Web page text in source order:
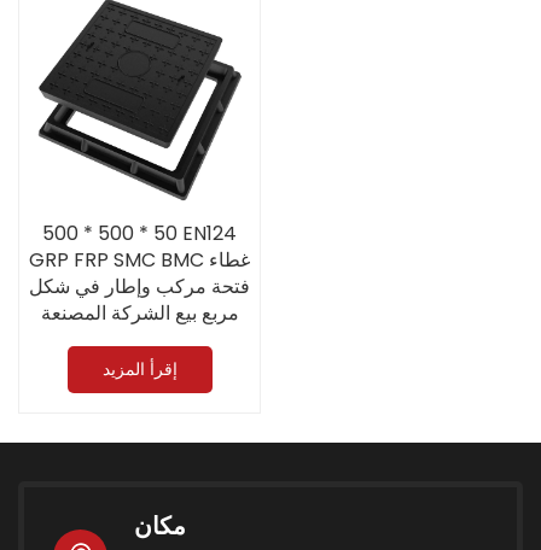
500 * 500 * 50 EN124
GRP FRP SMC BMC غطاء
فتحة مركب وإطار في شكل
مربع بيع الشركة المصنعة
إقرأ المزيد
مكان